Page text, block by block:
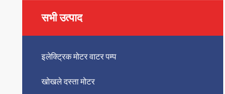
सभी उत्पाद
इलेक्ट्रिक मोटर वाटर पम्प
खोखले दस्ता मोटर